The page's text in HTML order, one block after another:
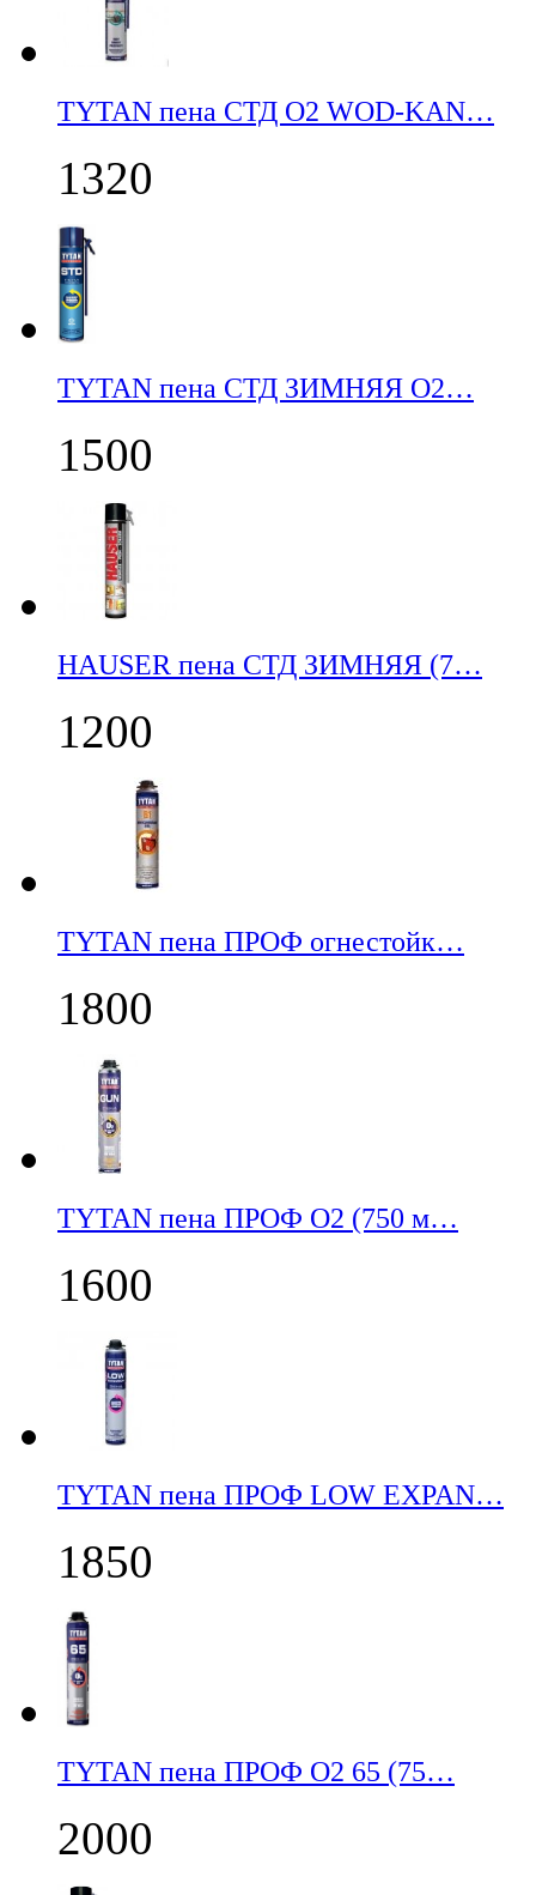
TYTAN пена СТД О2 WOD-KAN…
1320
TYTAN пена СТД ЗИМНЯЯ О2…
1500
НАUSER пена СТД ЗИМНЯЯ (7…
1200
TYTAN пена ПРОФ огнестойк…
1800
TYTAN пена ПРОФ О2 (750 м…
1600
TYTAN пена ПРОФ LOW EXPAN…
1850
TYTAN пена ПРОФ О2 65 (75…
2000